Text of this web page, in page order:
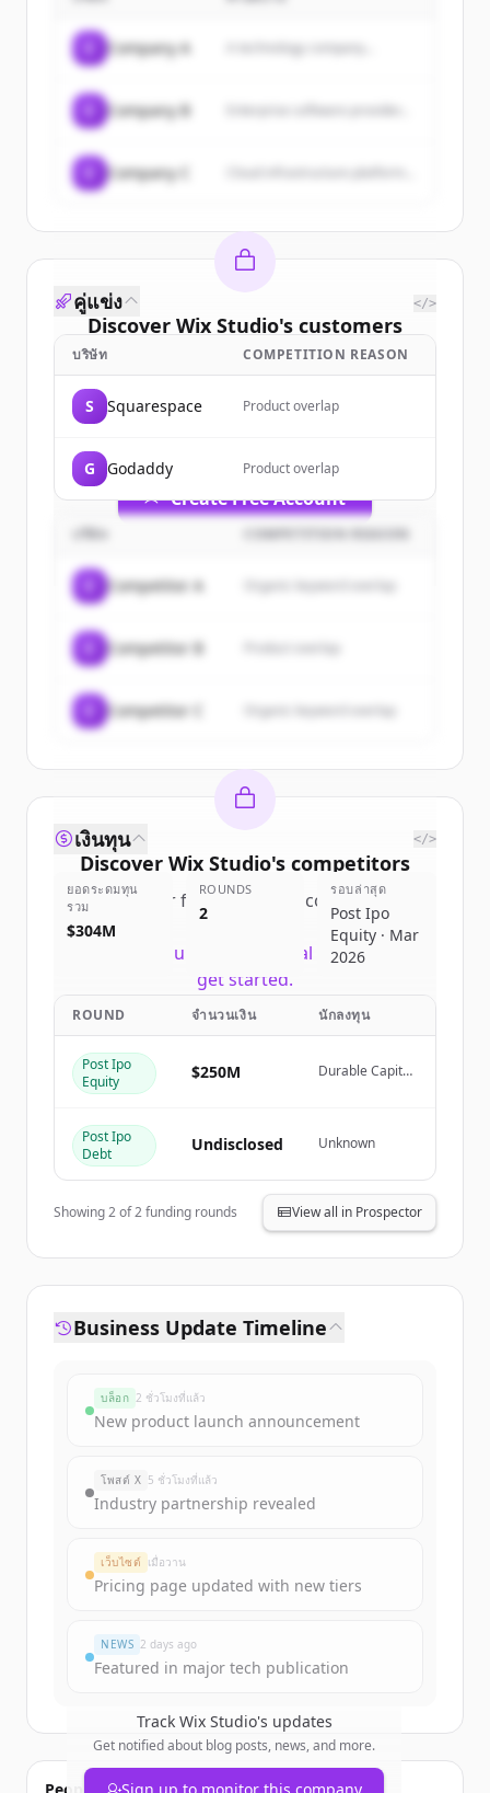
Company A A technology company...
Company B
Company C
Discover Wix Studio's customers
Sign up for free to view allcustomers
New accounts include trial credits to
Create Free Account
มีบัญชีอยู่แล้วใช่ไหมลงชื่อเข้าใช้
คู่แข่ง </>
บริษัท COMPETITION REASON
S Squarespace Product overlap
G Godaddy Product overlap
COMPETITION REASON
Competitor A Organic keyword overlap
Competitor B
Competitor C Organic keyword overlap
Discover Wix Studio's competitors
Sign up for free to view all competitors
of
New accounts include trial credits to
get started.
Create Free Account
มีบัญชีอยู่แล้วใช่ไหม
เงินทุน </>
ยอดระดมทุน
รวม
$304M
ROUNDS
2
รอบล่าสุด
Post Ipo
Equity · Mar
2026
ROUND จำนวนเงิน นักลงทุน
Post Ipo
Equity
$250M
Durable Capital
Post Ipo
Debt
Undisclosed Unknown
Showing2of2funding rounds View all in Prospector
Business Update Timeline
บล็อก 2 ชั่วโมงที่แล้ว
New product launch announcement
โพสต์ X 5 ชั่วโมงที่แล้ว
Industry partnership revealed
เว็บไซต์ เมื่อวาน
Pricing page updated with new tiers
NEWS 2 days ago
Featured in major tech publication
Track Wix Studio's updates
Get notified about blog posts, news, and more.